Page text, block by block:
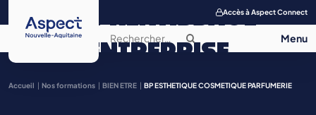
Accès à Aspect Connect
APPRENTISSAGE
ENTREPRISE
SALON DE
Accueil Nos formations BIEN ETRE BP ESTHETIQUE COSMETIQUE PARFUMERIE